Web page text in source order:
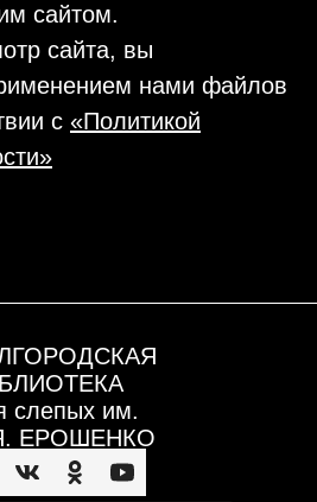
сайтом.
сайта, вы
нами файлов
с «Политикой
слепых им.
ЕРОШЕНКО